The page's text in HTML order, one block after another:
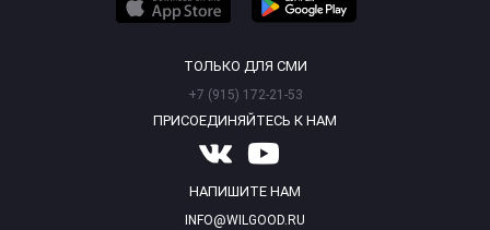
ТОЛЬКО ДЛЯ СМИ
+7 (915) 172-21-53
ПРИСОЕДИНЯЙТЕСЬ К НАМ
НАПИШИТЕ НАМ
INFO@WILGOOD.RU